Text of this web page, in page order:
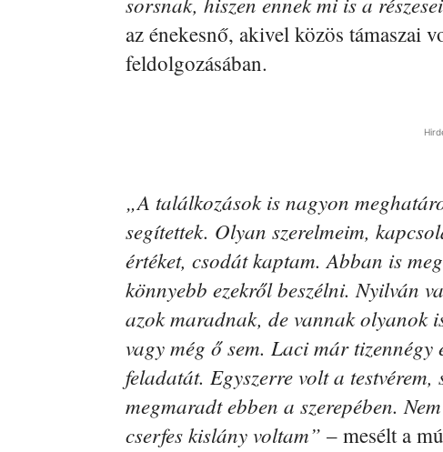
az énekesnő, akivel közös támaszai
feldolgozásában.
„A találkozások is nagyon
segítettek. Olyan szerelmeim,
értéket, csodát kaptam. Abban is
könnyebb ezekről beszélni. Nyilván
azok maradnak, de vannak olyanok
vagy még ő sem. Laci már tizennégy
feladatát. Egyszerre volt a
megmaradt ebben a szerepében.
cserfes kislány voltam” – mesélt a